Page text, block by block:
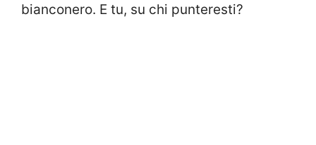
bianconero. E tu, su chi punteresti?